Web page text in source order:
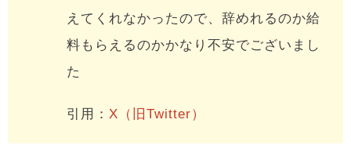
えてくれなかったので、辞めれるのか給
料もらえるのかかなり不安でございまし
た
引用： X（旧Twitter）